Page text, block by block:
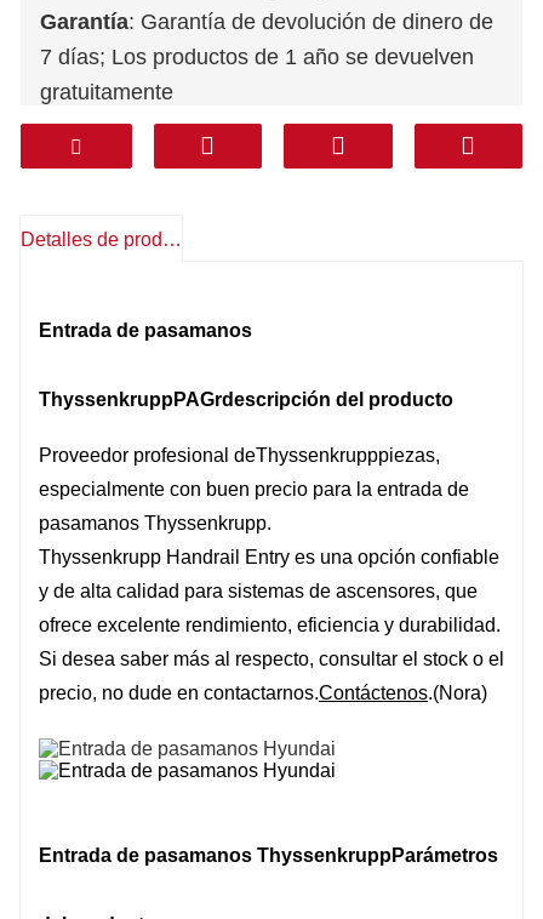
Garantía: Garantía de devolución de dinero de
7 días; Los productos de 1 año se devuelven
gratuitamente
Servicio postventa: Soporte técnico,
repuestos gratis, devoluciones, otros
Puerta a Puerta (línea profesional IVA
Sudamérica, Chile, México.
Detalles de producto
Entrada de pasamanos
ThyssenkruppPAGrdescripción del producto
Proveedor profesional deThyssenkrupppiezas,
especialmente con buen precio para la entrada de
pasamanos Thyssenkrupp.
Thyssenkrupp Handrail Entry es una opción confiable
y de alta calidad para sistemas de ascensores, que
ofrece excelente rendimiento, eficiencia y durabilidad.
Si desea saber más al respecto, consultar el stock o el
precio, no dude en contactarnos.Contáctenos.(Nora)
Entrada de pasamanos ThyssenkruppParámetros